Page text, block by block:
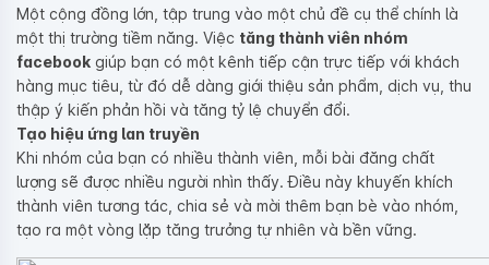
Một cộng đồng lớn, tập trung vào một chủ đề cụ thể chính là
một thị trường tiềm năng. Việc tăng thành viên nhóm
facebook giúp bạn có một kênh tiếp cận trực tiếp với khách
hàng mục tiêu, từ đó dễ dàng giới thiệu sản phẩm, dịch vụ, thu
thập ý kiến phản hồi và tăng tỷ lệ chuyển đổi.
Tạo hiệu ứng lan truyền
Khi nhóm của bạn có nhiều thành viên, mỗi bài đăng chất
lượng sẽ được nhiều người nhìn thấy. Điều này khuyến khích
thành viên tương tác, chia sẻ và mời thêm bạn bè vào nhóm,
tạo ra một vòng lặp tăng trưởng tự nhiên và bền vững.